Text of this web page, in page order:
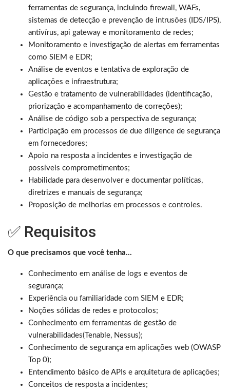
ferramentas de segurança, incluindo firewall, WAFs,
sistemas de detecção e prevenção de intrusões (IDS/IPS),
antivírus, api gateway e monitoramento de redes;
Monitoramento e investigação de alertas em ferramentas
como SIEM e EDR;
Análise de eventos e tentativa de exploração de
aplicações e infraestrutura;
Gestão e tratamento de vulnerabilidades (identificação,
priorização e acompanhamento de correções);
Análise de código sob a perspectiva de segurança;
Participação em processos de due diligence de segurança
em fornecedores;
Apoio na resposta a incidentes e investigação de
possíveis comprometimentos;
Habilidade para desenvolver e documentar políticas,
diretrizes e manuais de segurança;
Proposição de melhorias em processos e controles.
✅ Requisitos
O que precisamos que você tenha…
Conhecimento em análise de logs e eventos de
segurança;
Experiência ou familiaridade com SIEM e EDR;
Noções sólidas de redes e protocolos;
Conhecimento em ferramentas de gestão de
vulnerabilidades(Tenable, Nessus);
Conhecimento de segurança em aplicações web (OWASP
Top 0);
Entendimento básico de APIs e arquitetura de aplicações;
Conceitos de resposta a incidentes;